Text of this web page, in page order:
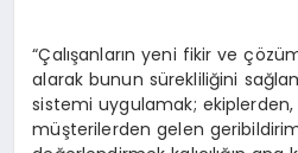
“Çalışanların yeni fikir ve
alarak bunun sürekliliğini
sistemi uygulamak;
müşterilerden gelen